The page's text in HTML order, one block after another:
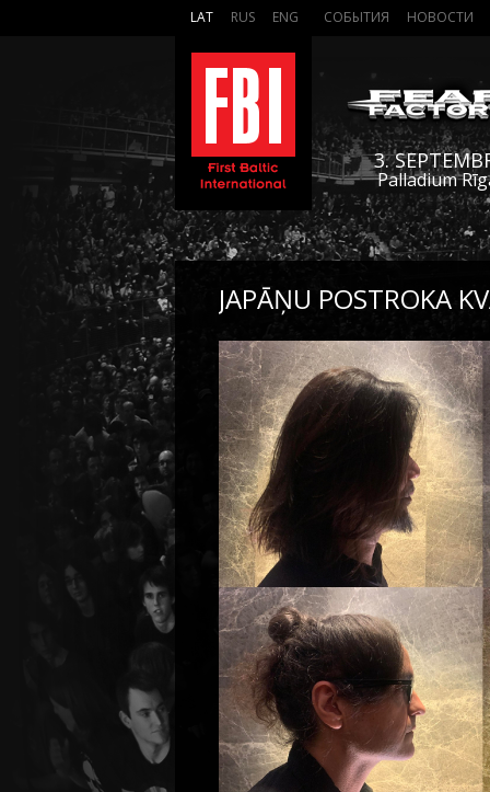
LAT RUS ENG СОБЫТИЯ НОВОСТИ
3.
Palladium
JAPĀŅU POSTROKA